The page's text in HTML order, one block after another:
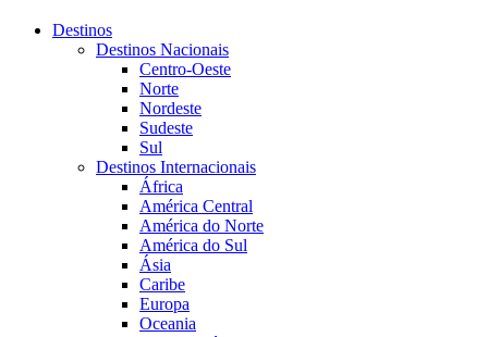
Destinos
Destinos Nacionais
Centro-Oeste
Norte
Nordeste
Sudeste
Sul
Destinos Internacionais
África
América Central
América do Norte
América do Sul
Ásia
Caribe
Europa
Oceania